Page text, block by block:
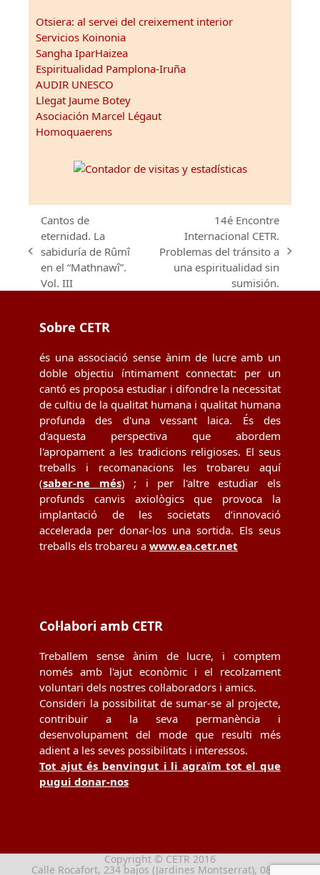
Otsiera: al servei del creixement interior
Servicios Koinonia
Sangha IparHaizea
Espiritualidad Pamplona-Iruña
AUDIR UNESCO
Llegat Jaume Botey
Asociación Marcel Légaut
Homoquaerens
previous
post:
Cantos de
eternidad. La
sabiduría de Rûmî
en el “Mathnawî”.
Vol. III
next
14é Encontre
Internacional CETR.
Problemas del tránsito a
una espiritualidad sin
sumisión.
Sobre CETR
és una associació sense ànim de lucre amb un
doble objectiu íntimament connectat: per un
cantó es proposa estudiar i difondre la necessitat
de cultiu de la qualitat humana i qualitat humana
profunda des d'una vessant laica. És des
d'aquesta perspectiva que abordem
l'apropament a les tradicions religioses. El seus
treballs i recomanacions les trobareu aquí
(saber-ne més) ; i per l'altre estudiar els
profunds canvis axiològics que provoca la
implantació de les societats d’innovació
accelerada per donar-los una sortida. Els seus
treballs els trobareu a www.ea.cetr.net
Col·labori amb CETR
Treballem sense ànim de lucre, i comptem
només amb l'ajut econòmic i el recolzament
voluntari dels nostres col·laboradors i amics.
Consideri la possibilitat de sumar-se al projecte,
contribuir a la seva permanència i
desenvolupament del mode que resulti més
adient a les seves possibilitats i interessos.
Tot ajut és benvingut i li agraïm tot el que
pugui donar-nos
Copyright © CETR 2016
Calle Rocafort, 234 bajos (Jardines Montserrat), 08029